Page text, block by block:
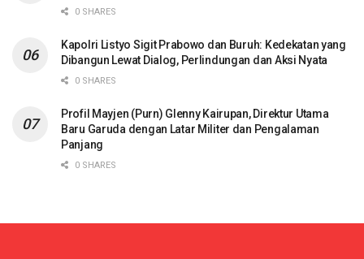
0 SHARES
Kapolri Listyo Sigit Prabowo dan Buruh: Kedekatan yang
Dibangun Lewat Dialog, Perlindungan dan Aksi Nyata
0 SHARES
Profil Mayjen (Purn) Glenny Kairupan, Direktur Utama
Baru Garuda dengan Latar Militer dan Pengalaman
Panjang
0 SHARES